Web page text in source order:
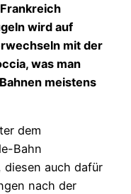
wird auf
mit der
was man
meistens
dem
Bahn
auch dafür
nach der